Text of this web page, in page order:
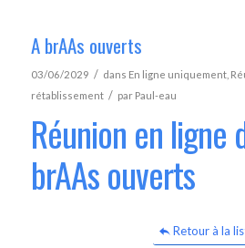
A brAAs ouverts
03/06/2029 / dans En ligne uniquement,
rétablissement / par Paul-eau
Réunion en ligne
brAAs ouverts
Retour à la